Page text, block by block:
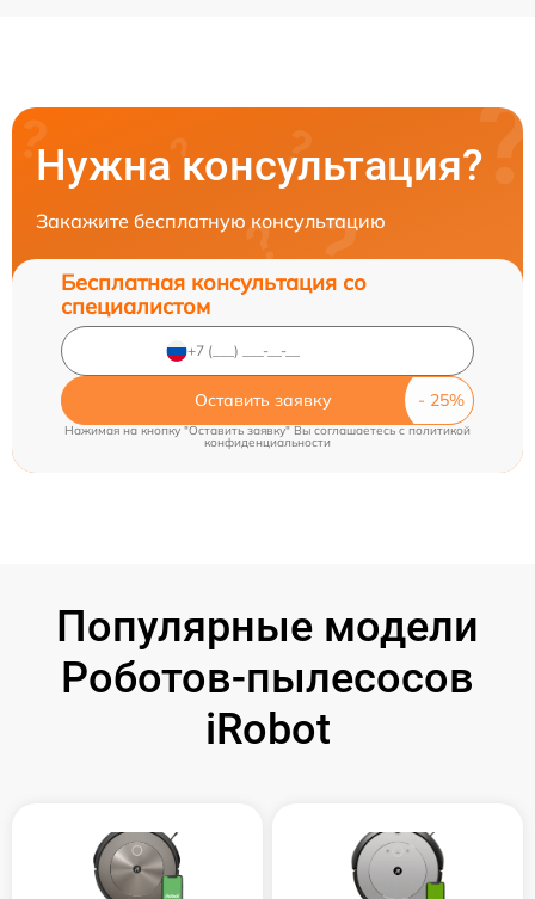
Нужна консультация?
Закажите бесплатную консультацию
Бесплатная консультация со
специалистом
Оставить заявку
Нажимая на кнопку "Оставить заявку" Вы соглашаетесь cполитикой
конфиденциальности
Популярные модели
Роботов-пылесосов
iRobot